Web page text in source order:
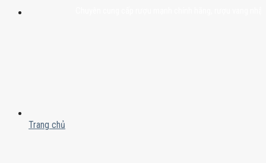
Trang chủ